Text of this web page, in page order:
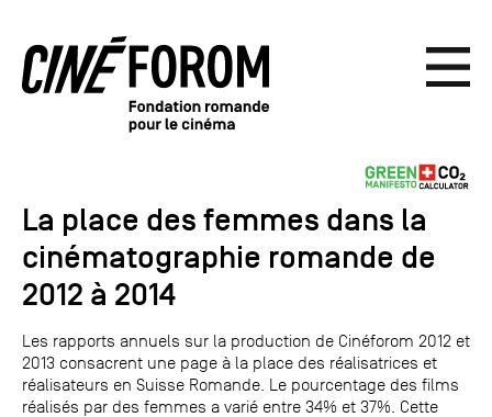
La place des femmes dans la
cinématographie romande de
2012 à 2014
Les rapports annuels sur la production de Cinéforom 2012 et
2013 consacrent une page à la place des réalisatrices et
réalisateurs en Suisse Romande. Le pourcentage des films
réalisés par des femmes a varié entre 34% et 37%. Cette